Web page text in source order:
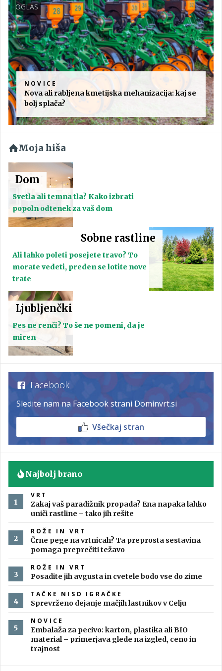
OGLAS
NOVICE
Nova ali rabljena kmetijska mehanizacija: kaj se
bolj splača?
Moja hiša
Dom
Svetla ali temna tla? Kako izbrati
popoln odtenek za vaš dom
Sobne rastline
Ali lahko poleti posejete travo? To
morate vedeti, preden se lotite nove
trate
Ljubljenčki
Pes ne renči? To še ne pomeni, da je
miren
Facebook
Sledite nam na Facebook strani Dominvrt.si
Všečkaj stran
Najbolj brano
VRT
Zakaj vaš paradižnik propada? Ena napaka lahko
uniči rastline – tako jih rešite
ROŽE IN VRT
Črne pege na vrtnicah? Ta preprosta sestavina
pomaga preprečiti težavo
ROŽE IN VRT
Posadite jih avgusta in cvetele bodo vse do zime
TAČKE NISO IGRAČKE
Sprevrženo dejanje mačjih lastnikov v Celju
NOVICE
Embalaža za pecivo: karton, plastika ali BIO
material – primerjava glede na izgled, ceno in
trajnost